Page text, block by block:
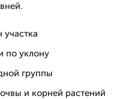
по уклону
группы
и корней растений